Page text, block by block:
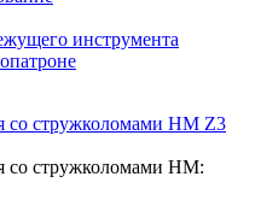
инструмента
со стружколомами HM Z3
со стружколомами HM: